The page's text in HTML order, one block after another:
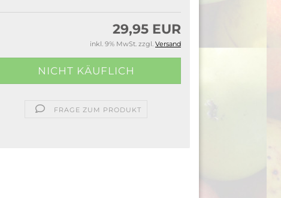
29,95 EUR
inkl. 9% MwSt. zzgl. Versand
FRAGE ZUM PRODUKT